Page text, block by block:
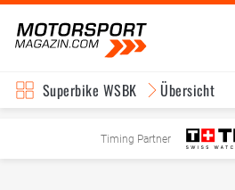
Superbike WSBK Übersicht
Timing Partner